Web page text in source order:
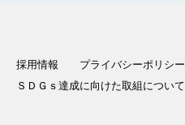
採用情報 プライバシーポリシー
ＳＤＧｓ達成に向けた取組について